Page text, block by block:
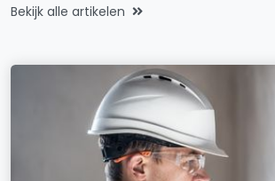
Bekijk alle artikelen